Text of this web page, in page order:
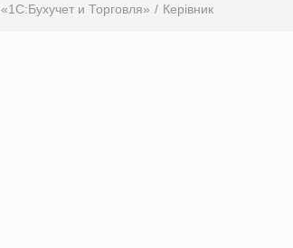
«1С:Бухучет и Торговля» Керівник